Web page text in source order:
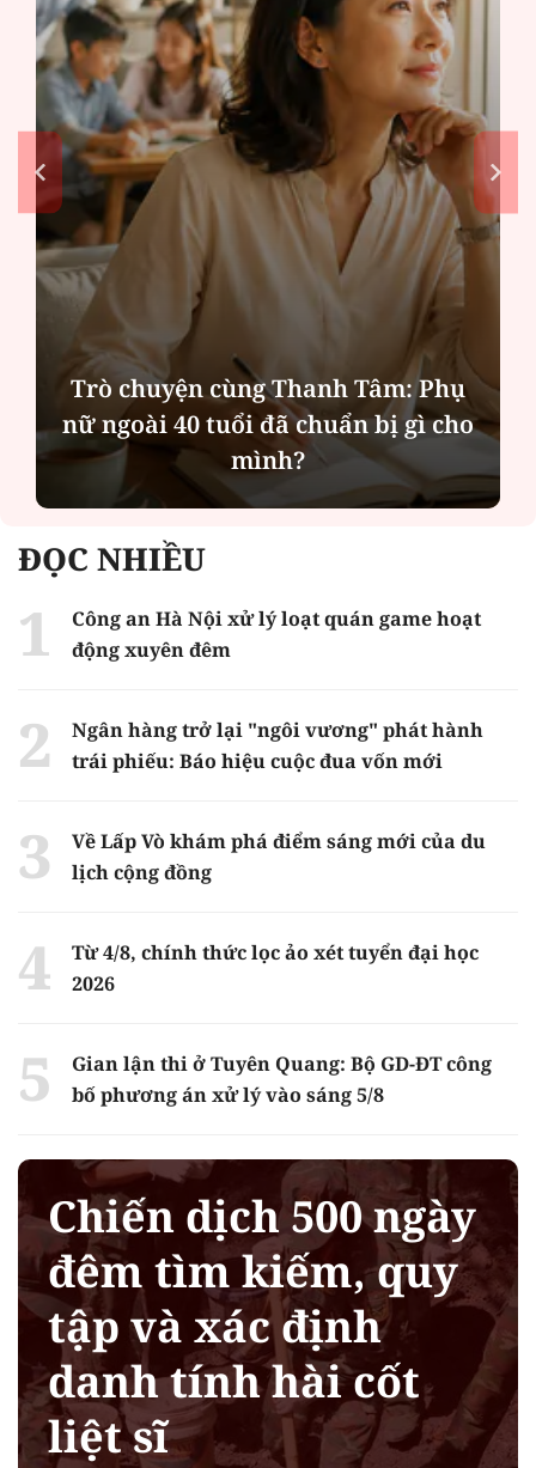
Trò chuyện cùng Thanh Tâm: Phụ
nữ ngoài 40 tuổi đã chuẩn bị gì cho
mình?
ĐỌC NHIỀU
Công an Hà Nội xử lý loạt quán game hoạt
động xuyên đêm
Ngân hàng trở lại "ngôi vương" phát hành
trái phiếu: Báo hiệu cuộc đua vốn mới
Về Lấp Vò khám phá điểm sáng mới của du
lịch cộng đồng
Từ 4/8, chính thức lọc ảo xét tuyển đại học
2026
Gian lận thi ở Tuyên Quang: Bộ GD-ĐT công
bố phương án xử lý vào sáng 5/8
Chiến dịch 500 ngày
đêm tìm kiếm, quy
tập và xác định
danh tính hài cốt
liệt sĩ